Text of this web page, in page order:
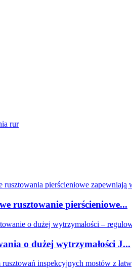
rur
rusztowanie pierścieniowe...
o dużej wytrzymałości J...